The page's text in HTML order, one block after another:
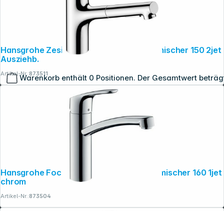
Warenkorb enthält 0 Positionen. Der Gesamtwert
Hansgrohe Zesis M33 Einhebel- Küchenmischer 150 2jet
Ausziehb.
Artikel-Nr.:873511
Hansgrohe Focus M41 Einhebel- Küchenmischer 160 1jet
chrom
Artikel-Nr.:873504
Copyright © 2001 - 2026 dexxIT. Alle Rechte vorbehalten.